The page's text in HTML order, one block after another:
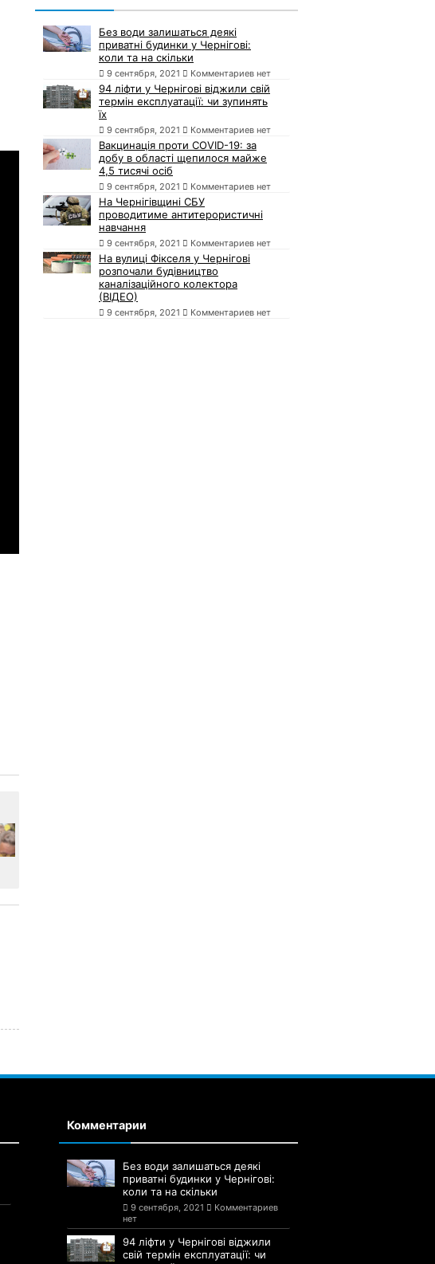
Без води залишаться деякі
приватні будинки у Чернігові:
коли та на скільки
9 сентября, 2021 Комментариев нет
94 ліфти у Чернігові віджили свій
термін експлуатації: чи зупинять
їх
9 сентября, 2021 Комментариев нет
Вакцинація проти COVID-19: за
добу в області щепилося майже
4,5 тисячі осіб
9 сентября, 2021 Комментариев нет
На Чернігівщині СБУ
проводитиме антитерористичні
навчання
9 сентября, 2021 Комментариев нет
На вулиці Фікселя у Чернігові
розпочали будівництво
каналізаційного колектора
(ВІДЕО)
9 сентября, 2021 Комментариев нет
Комментарии
Без води залишаться деякі
приватні будинки у Чернігові:
коли та на скільки
9 сентября, 2021
Комментариев
нет
94 ліфти у Чернігові віджили
свій термін експлуатації: чи